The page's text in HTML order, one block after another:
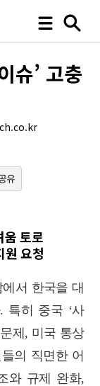
슈’ 고충
움 토로
요청
서 한국을 대
특히 중국 ‘사
제, 미국 통상
의 직면한 어
와 규제 완화,